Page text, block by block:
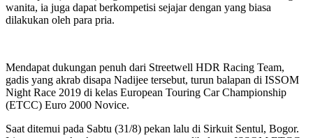
wanita, ia juga dapat berkompetisi sejajar dengan yang biasa
dilakukan oleh para pria.
Mendapat dukungan penuh dari Streetwell HDR Racing Team,
gadis yang akrab disapa Nadijee tersebut, turun balapan di ISSOM
Night Race 2019 di kelas European Touring Car Championship
(ETCC) Euro 2000 Novice.
Saat ditemui pada Sabtu (31/8) pekan lalu di Sirkuit Sentul, Bogor.